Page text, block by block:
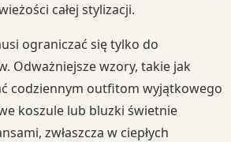
całej stylizacji.
ograniczać się tylko do
Odważniejsze wzory, takie jak
codziennym outfitom wyjątkowego
koszule lub bluzki świetnie
zwłaszcza w ciepłych